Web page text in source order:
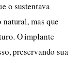
o sustentava
natural, mas que
O implante
preservando sua